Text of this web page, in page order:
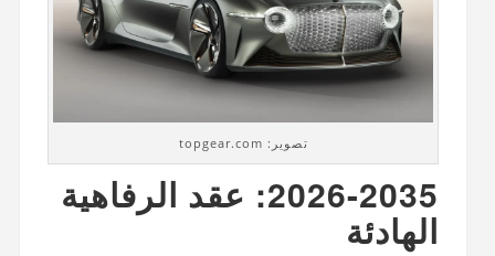
تصوير: topgear.com
2026-2035: عقد الرفاهية
الهادئة